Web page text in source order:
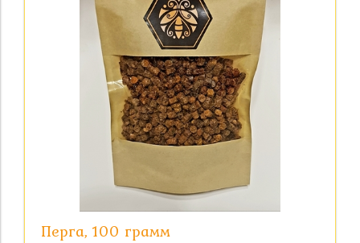
Перга, 100 грамм